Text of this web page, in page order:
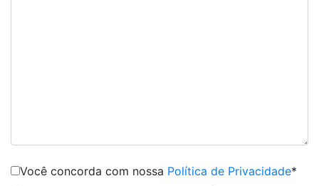
Você concorda com nossa Política de Privacidade*